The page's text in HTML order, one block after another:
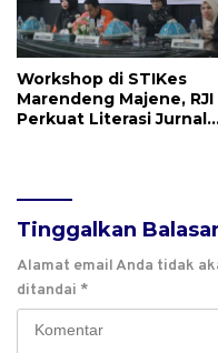
Workshop di STIKes
Marendeng Majene, RJI
Perkuat Literasi Jurnal
Tinggalkan
Alamat email Anda tidak
ditandai *